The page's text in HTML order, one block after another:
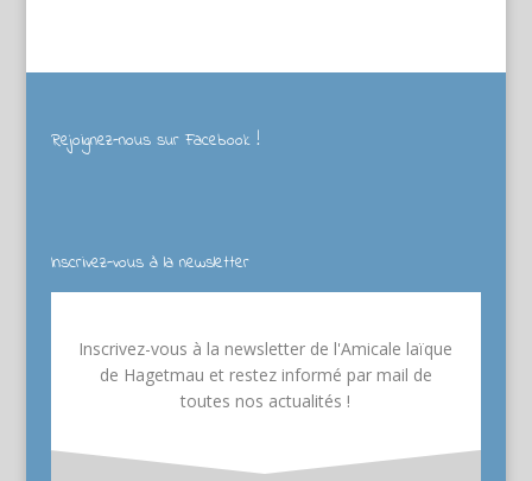
Rejoignez-nous sur Facebook !
Inscrivez-vous à la newsletter
Inscrivez-vous à la newsletter de l'Amicale laïque
de Hagetmau et restez informé par mail de
toutes nos actualités !